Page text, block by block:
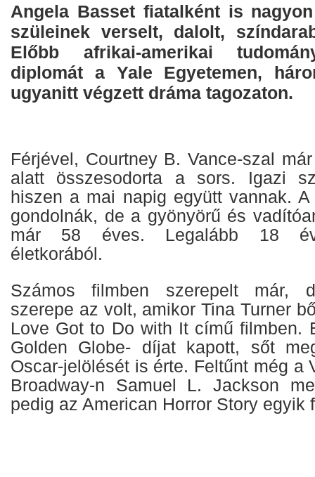
Angela Basset fiatalként is
szüleinek verselt, dalolt,
Előbb afrikai-amerikai
diplomát a Yale Egyetemen,
ugyanitt végzett dráma tagozaton.
Férjével, Courtney B. Vance-szal
alatt összesodorta a sors. Igazi
hiszen a mai napig együtt vannak.
gondolnák, de a gyönyörű és
már 58 éves. Legalább 18
életkorából.
Számos filmben szerepelt már,
szerepe az volt, amikor Tina Turner
Love Got to Do with It című filmben.
Golden Globe- díjat kapott, sőt
Oscar-jelölését is érte. Feltűnt még a
Broadway-n Samuel L. Jackson
pedig az American Horror Story egyik